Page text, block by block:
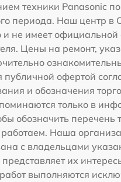
техники Panasonic
периода. Наш центр в
и не имеет официальной
Цены на ремонт,
публичной офертой
и обозначения
только в
обозначить перечень
Наша
с владельцами
их
выполняются